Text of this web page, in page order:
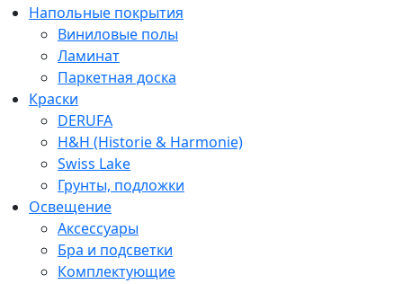
Напольные покрытия
Виниловые полы
Ламинат
Паркетная доска
Краски
DERUFA
H&H (Historie & Harmonie)
Swiss Lake
Грунты, подложки
Освещение
Аксессуары
Бра и подсветки
Комплектующие